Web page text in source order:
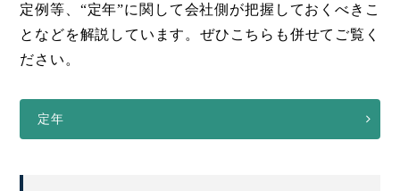
定例等、“定年”に関して会社側が把握しておくべきこ
となどを解説しています。ぜひこちらも併せてご覧く
ださい。
定年